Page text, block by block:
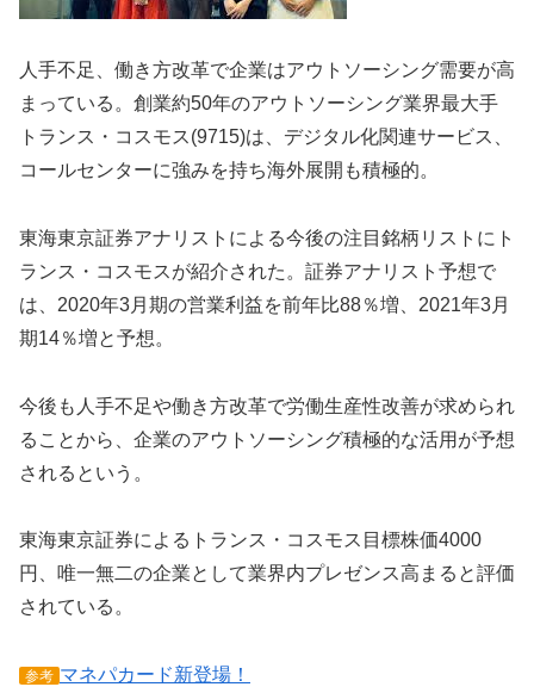
人手不足、働き方改革で企業はアウトソーシング需要が高
まっている。創業約50年のアウトソーシング業界最大手
トランス・コスモス(9715)は、デジタル化関連サービス、
コールセンターに強みを持ち海外展開も積極的。
東海東京証券アナリストによる今後の注目銘柄リストにト
ランス・コスモスが紹介された。証券アナリスト予想で
は、2020年3月期の営業利益を前年比88％増、2021年3月
期14％増と予想。
今後も人手不足や働き方改革で労働生産性改善が求められ
ることから、企業のアウトソーシング積極的な活用が予想
されるという。
東海東京証券によるトランス・コスモス目標株価4000
円、唯一無二の企業として業界内プレゼンス高まると評価
されている。
参考 マネパカード新登場！